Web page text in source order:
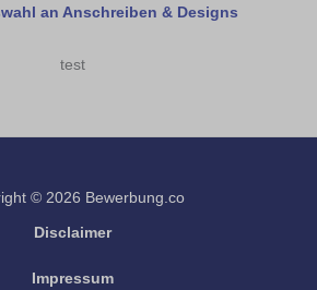
an Anschreiben & Designs
test
© 2026 Bewerbung.co
Disclaimer
Impressum